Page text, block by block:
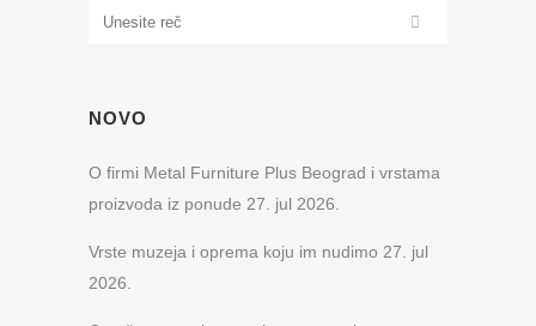
NOVO
O firmi Metal Furniture Plus Beograd i vrstama
proizvoda iz ponude 27. jul 2026.
Vrste muzeja i oprema koju im nudimo 27. jul
2026.